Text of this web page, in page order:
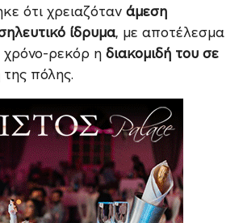
ότι χρειαζόταν άμεση
ίδρυμα, με αποτέλεσμα
χρόνο-ρεκόρ η διακομιδή του σε
της πόλης.